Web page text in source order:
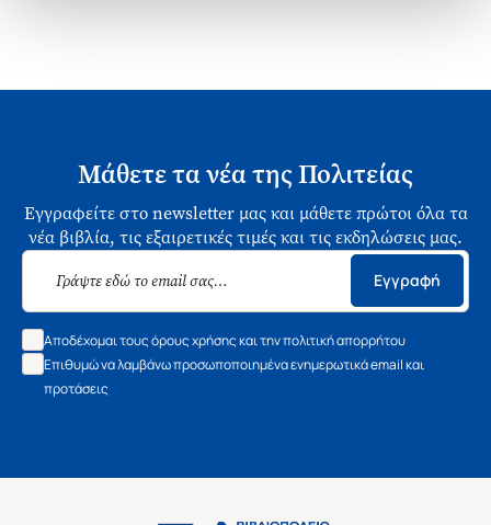
Μάθετε τα νέα της Πολιτείας
Εγγραφείτε στο newsletter μας και μάθετε πρώτοι όλα τα
νέα βιβλία, τις εξαιρετικές τιμές και τις εκδηλώσεις μας.
Εγγραφή
Αποδέχομαι τους όρους χρήσης και την πολιτική απορρήτου
Επιθυμώ να λαμβάνω προσωποποιημένα ενημερωτικά email και
προτάσεις